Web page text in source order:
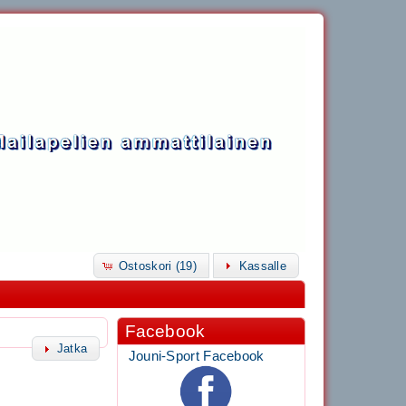
Ostoskori (19) Kassalle
Jatka
Facebook
Jouni-Sport Facebook